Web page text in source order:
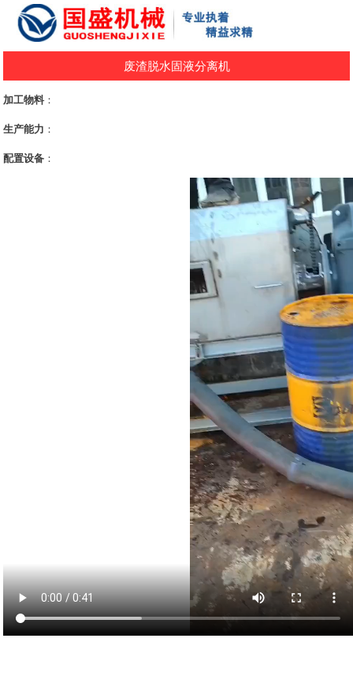
废渣脱水固液分离机
加工物料：
生产能力 ：
配置设备 ：